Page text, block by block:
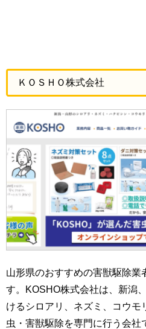
ＫＯＳＨＯ株式会社
山形県のおすすめの害獣駆除
す。KOSHO株式会社は、新潟
けるシロアリ、ネズミ、コウモ
虫・害獣駆除を専門に行う会社